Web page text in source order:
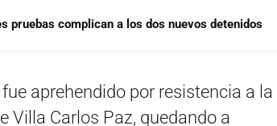
pruebas complican a los dos nuevos detenidos
aprehendido por resistencia a la
Villa Carlos Paz, quedando a